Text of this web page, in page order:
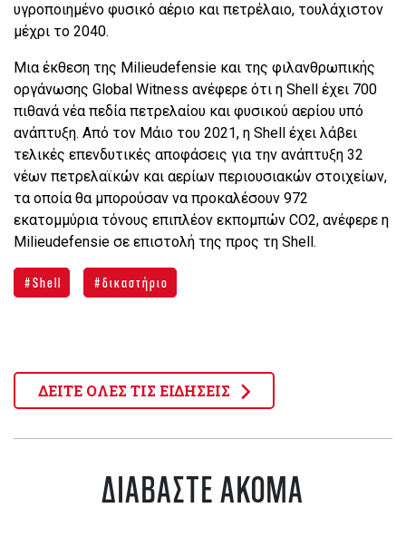
υγροποιημένο φυσικό αέριο και πετρέλαιο, τουλάχιστον
μέχρι το 2040.
Μια έκθεση της Milieudefensie και της φιλανθρωπικής
οργάνωσης Global Witness ανέφερε ότι η Shell έχει 700
πιθανά νέα πεδία πετρελαίου και φυσικού αερίου υπό
ανάπτυξη. Από τον Μάιο του 2021, η Shell έχει λάβει
τελικές επενδυτικές αποφάσεις για την ανάπτυξη 32
νέων πετρελαϊκών και αερίων περιουσιακών στοιχείων,
τα οποία θα μπορούσαν να προκαλέσουν 972
εκατομμύρια τόνους επιπλέον εκπομπών CO2, ανέφερε η
Milieudefensie σε επιστολή της προς τη Shell.
Shell δικαστήριο
ΔΕΙΤΕ ΟΛΕΣ ΤΙΣ ΕΙΔΗΣΕΙΣ
ΔΙΑΒΑΣΤΕ ΑΚΟΜΑ